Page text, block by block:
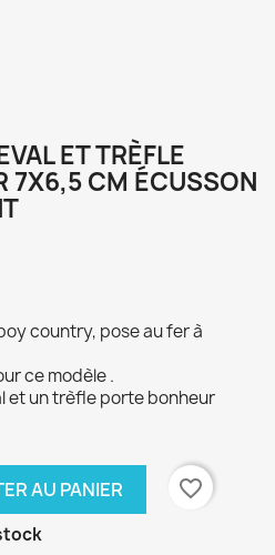
ET TRÈFLE
7X6,5 CM ÉCUSSON
country, pose au fer à
ce modèle .
et un trèfle porte bonheur
AU PANIER
favorite_border